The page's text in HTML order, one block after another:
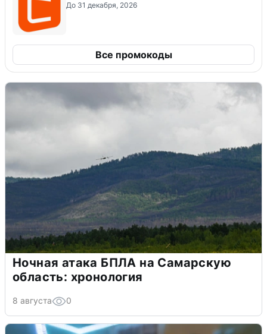
До 31 декабря, 2026
Все промокоды
Ночная атака БПЛА на Самарскую
область: хронология
8 августа 0